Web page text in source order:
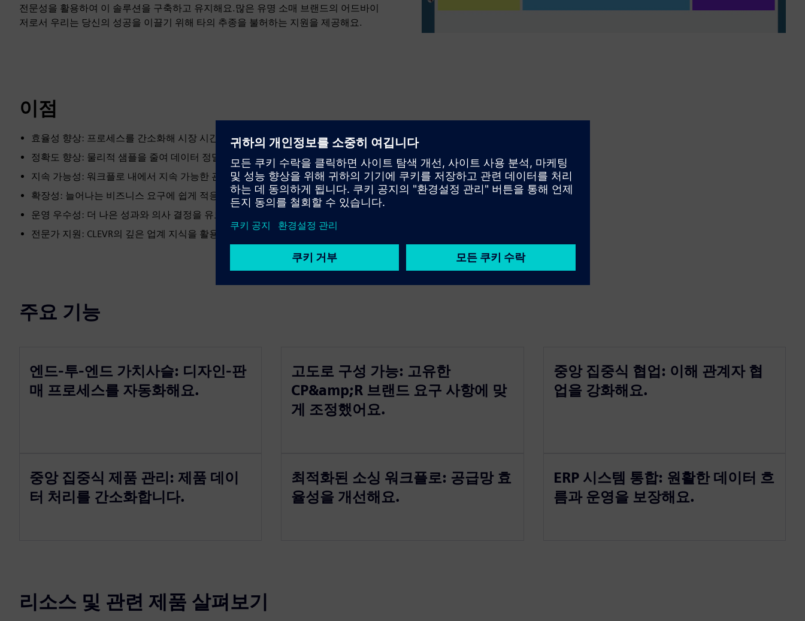
전문성을 활용하여 이 솔루션을 구축하고 유지해요.많은 유명 소매 브랜드의 어드바이
저로서 우리는 당신의 성공을 이끌기 위해 타의 추종을 불허하는 지원을 제공해요.
이점
효율성 향상: 프로세스를 간소화해 시장 시간을 단축해요.
정확도 향상: 물리적 샘플을 줄여 데이터 정밀도를 높여요.
지속 가능성: 워크플로 내에서 지속 가능한 관행을 촉진해요.
확장성: 늘어나는 비즈니스 요구에 쉽게 적응할 수 있어요.
운영 우수성: 더 나은 성과와 의사 결정을 유도해요.
전문가 지원: CLEVR의 깊은 업계 지식을 활용해요.
주요 기능
엔드-투-엔드 가치사슬: 디자인-판
매 프로세스를 자동화해요.
고도로 구성 가능: 고유한
CP&amp;R 브랜드 요구 사항에 맞
게 조정했어요.
중앙 집중식 협업: 이해 관계자 협
업을 강화해요.
중앙 집중식 제품 관리: 제품 데이
터 처리를 간소화합니다.
최적화된 소싱 워크플로: 공급망 효
율성을 개선해요.
ERP 시스템 통합: 원활한 데이터 흐
름과 운영을 보장해요.
리소스 및 관련 제품 살펴보기